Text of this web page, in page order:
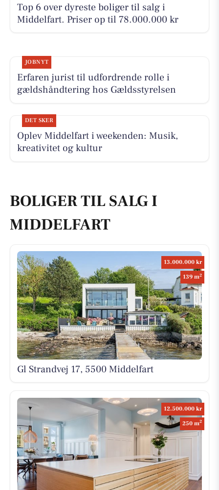
Top 6 over dyreste boliger til salg i
Middelfart. Priser op til 78.000.000 kr
JOBNYT
Erfaren jurist til udfordrende rolle i
gældshåndtering hos Gældsstyrelsen
DET SKER
Oplev Middelfart i weekenden: Musik,
kreativitet og kultur
BOLIGER TIL SALG I
MIDDELFART
13.000.000 kr
139 m2
Gl Strandvej 17, 5500 Middelfart
12.500.000 kr
250 m2